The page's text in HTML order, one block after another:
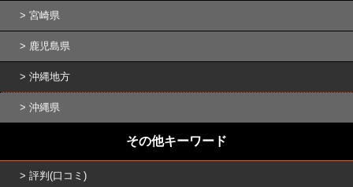
宮崎県
鹿児島県
沖縄地方
沖縄県
その他キーワード
評判(口コミ)